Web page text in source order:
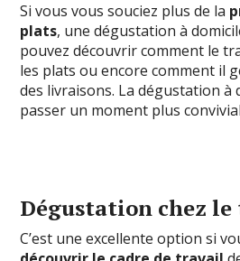
Si vous vous souciez plus de la
plats, une dégustation à
pouvez découvrir comment le
les plats ou encore comment il
des livraisons. La dégustation à
passer un moment plus
Dégustation chez
C’est une excellente option si